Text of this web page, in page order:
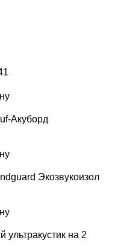
Акуборд
Экозвукоизол
ультракустик на 2